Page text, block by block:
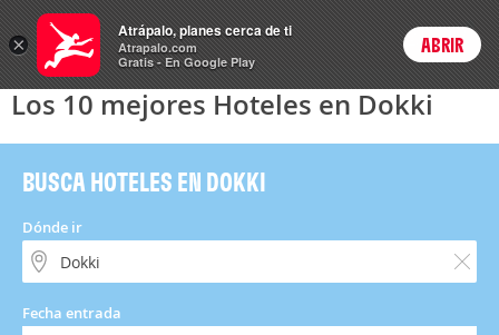
Hoteles Login
Los 10 mejores Hoteles en Dokki
BUSCA HOTELES EN DOKKI
Dónde ir
Fecha entrada
×
Atrápalo, planes cerca de ti
Atrapalo.com
Gratis - En Google Play
ABRIR